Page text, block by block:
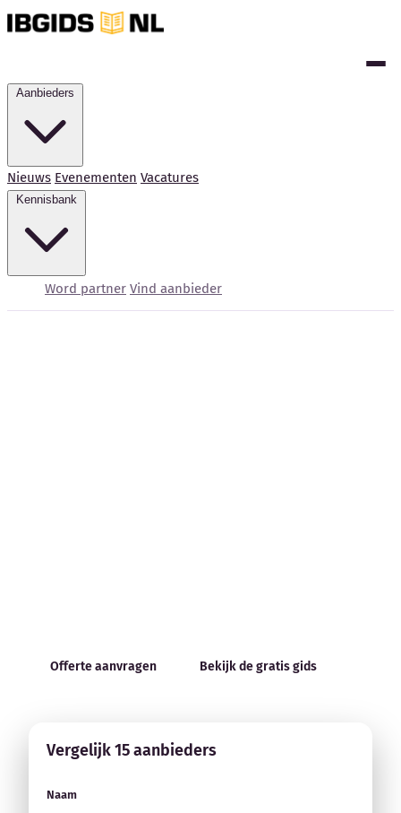
Nieuws Evenementen Vacatures
Word partner Vind aanbieder
Offerte aanvragen Bekijk de gratis gids
Vergelijk 15 aanbieders
Naam